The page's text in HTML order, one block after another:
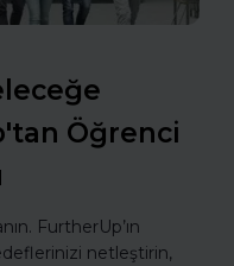
Öğrenci
FurtherUp’ın
netleştirin,